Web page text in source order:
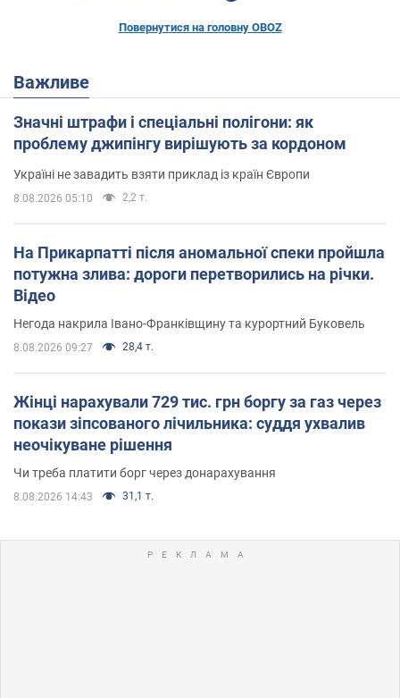
Повернутися на головну OBOZ
Важливе
Значні штрафи і спеціальні полігони: як
проблему джипінгу вирішують за кордоном
Україні не завадить взяти приклад із країн Європи
8.08.2026 05:10 2,2 т.
На Прикарпатті після аномальної спеки пройшла
потужна злива: дороги перетворились на річки.
Відео
Негода накрила Івано-Франківщину та курортний Буковель
8.08.2026 09:27 28,4 т.
Жінці нарахували 729 тис. грн боргу за газ через
покази зіпсованого лічильника: суддя ухвалив
неочікуване рішення
Чи треба платити борг через донарахування
8.08.2026 14:43 31,1 т.